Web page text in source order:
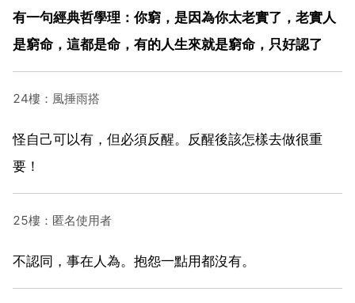
有一句經典哲學理：你窮，是因為你太老實了，老實人
是窮命，這都是命，有的人生來就是窮命，只好認了
24樓：風捶雨搭
怪自己可以有，但必須反醒。反醒後該怎樣去做很重
要！
25樓：匿名使用者
不認同，事在人為。抱怨一點用都沒有。